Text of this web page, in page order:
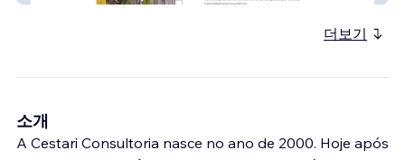
더보기
소개
A Cestari Consultoria nasce no ano de 2000. Hoje após